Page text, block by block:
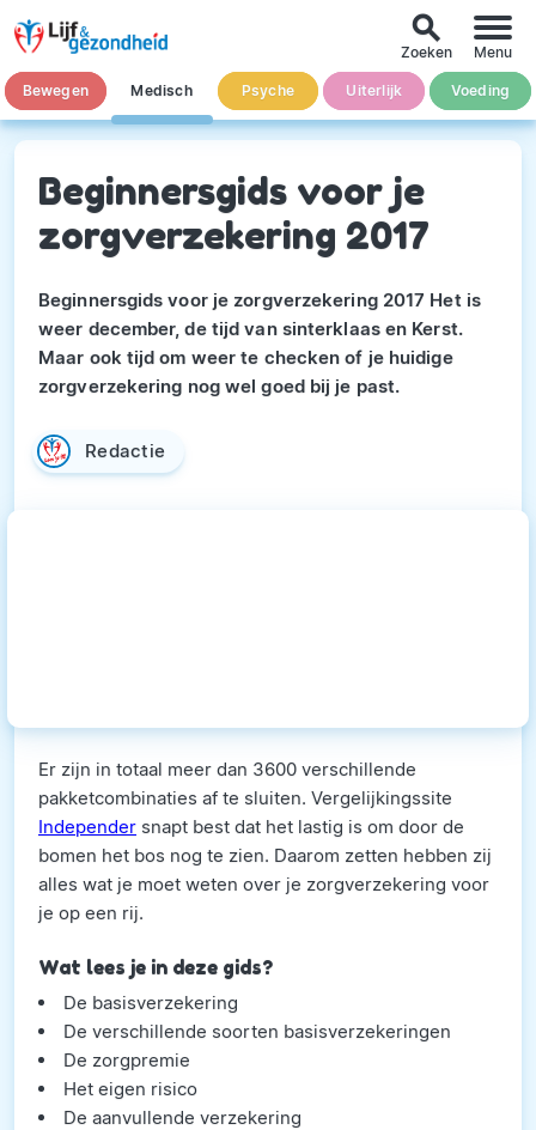
Bewegen Medisch Psyche Uiterlijk Voeding
search
Zoeken Menu
Beginnersgids voor je
zorgverzekering 2017
Beginnersgids voor je zorgverzekering 2017 Het is
weer december, de tijd van sinterklaas en Kerst.
Maar ook tijd om weer te checken of je huidige
zorgverzekering nog wel goed bij je past.
Redactie
Er zijn in totaal meer dan 3600 verschillende
pakketcombinaties af te sluiten. Vergelijkingssite
Independer snapt best dat het lastig is om door de
bomen het bos nog te zien. Daarom zetten hebben zij
alles wat je moet weten over je zorgverzekering voor
je op een rij.
Wat lees je in deze gids?
De basisverzekering
De verschillende soorten basisverzekeringen
De zorgpremie
Het eigen risico
De aanvullende verzekering